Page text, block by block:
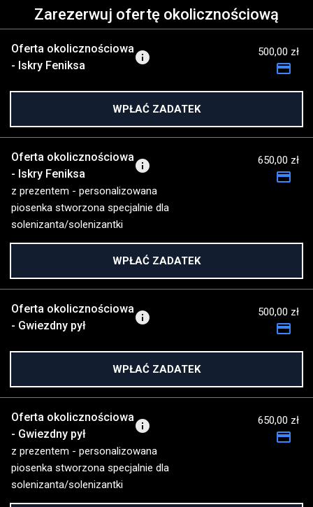
Zarezerwuj ofertę okolicznościową
Oferta okolicznościowa
- Iskry Feniksa
info 500,00 zł
payment
WPŁAĆ ZADATEK
Oferta okolicznościowa
- Iskry Feniksa
info
z prezentem - personalizowana
piosenka stworzona specjalnie dla
solenizanta/solenizantki
650,00 zł
payment
WPŁAĆ ZADATEK
Oferta okolicznościowa
- Gwiezdny pył
info 500,00 zł
payment
WPŁAĆ ZADATEK
Oferta okolicznościowa
- Gwiezdny pył
info
z prezentem - personalizowana
piosenka stworzona specjalnie dla
solenizanta/solenizantki
650,00 zł
payment